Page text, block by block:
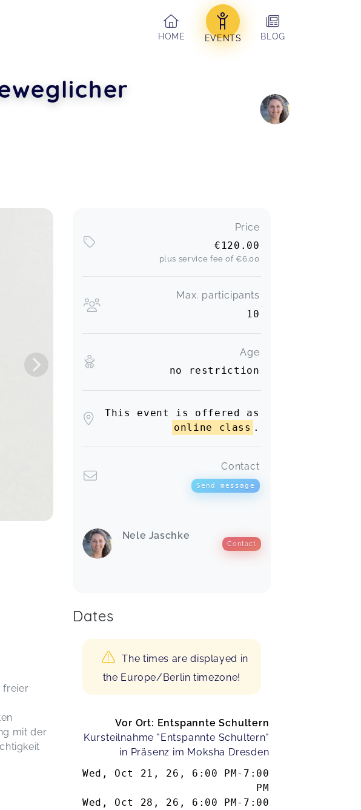
HOME
EVENTS BLOG
freier
mit der
Price
€120.00
plus service fee of€6.00
Max. participants
10
Age
no restriction
This event is offered as
online class .
Contact
Send message
Nele Jaschke
Contact
Dates
The times are displayed in
the Europe/Berlin timezone!
Vor Ort: Entspannte Schultern
Kursteilnahme "Entspannte Schultern"
in Präsenz im Moksha Dresden
Wed, Oct 21, 26 , 6:00 PM- 7:00
PM
Wed, Oct 28, 26 , 6:00 PM- 7:00